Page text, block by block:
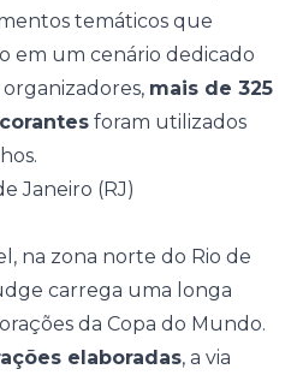
temáticos que
em um cenário dedicado
mais de 325
foram utilizados
Janeiro (RJ)
na zona norte do Rio de
carrega uma longa
da Copa do Mundo.
elaboradas, a via